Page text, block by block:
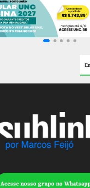
Acesse nosso grupo no